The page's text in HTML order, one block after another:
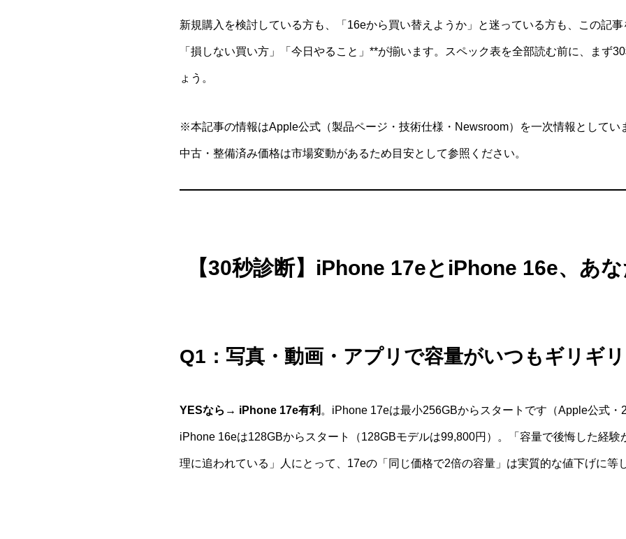
新規購入を検討している方も、「16eから買い替えようか」と迷っている方も、この記事
「損しない買い方」「今日やること」**が揃います。スペック表を全部読む前に、まず
ょう。
※本記事の情報はApple公式（製品ページ・技術仕様・Newsroom）を一次情報としてい
中古・整備済み価格は市場変動があるため目安として参照ください。
【30秒診断】iPhone 17eとiPhone 16e、あ
Q1：写真・動画・アプリで容量がいつもギリギ
YESなら→ iPhone 17e有利 。iPhone 17eは最小256GBからスタートです（Apple公式・
iPhone 16eは128GBからスタート（128GBモデルは99,800円）。「容量で後悔した経験
理に追われている」人にとって、17eの「同じ価格で2倍の容量」は実質的な値下げに等